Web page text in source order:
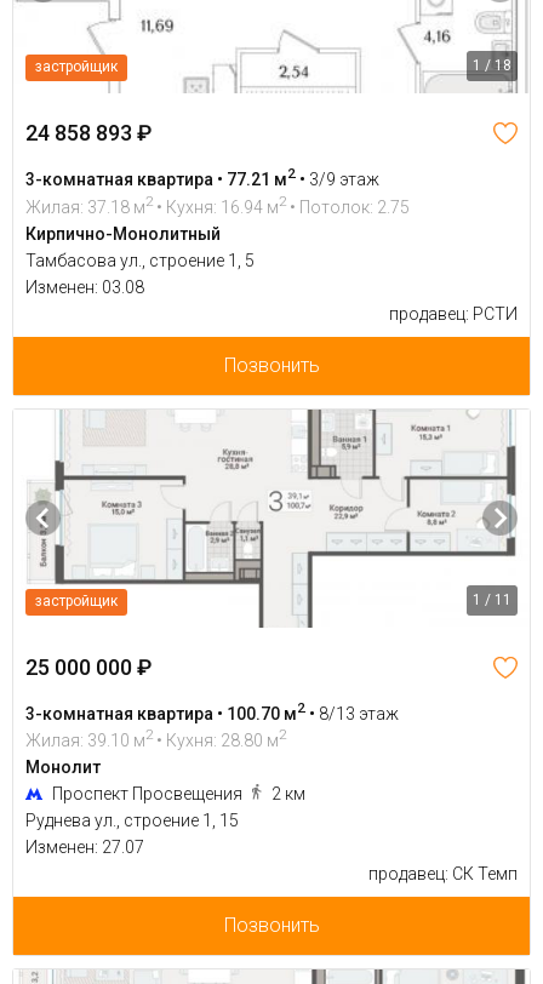
застройщик 1 / 18
24 858 893 ₽
3-комнатная квартира • 77.21 м2 • 3/9 этаж
Жилая: 37.18 м2 • Кухня: 16.94 м2 • Потолок: 2.75
Кирпично-Монолитный
Тамбасова ул., строение 1, 5
Изменен: 03.08
продавец: РСТИ
Позвонить
застройщик 1 / 11
25 000 000 ₽
3-комнатная квартира • 100.70 м2 • 8/13 этаж
Жилая: 39.10 м2 • Кухня: 28.80 м2
Монолит
Проспект Просвещения
2 км
Руднева ул., строение 1, 15
Изменен: 27.07
продавец: СК Темп
Позвонить